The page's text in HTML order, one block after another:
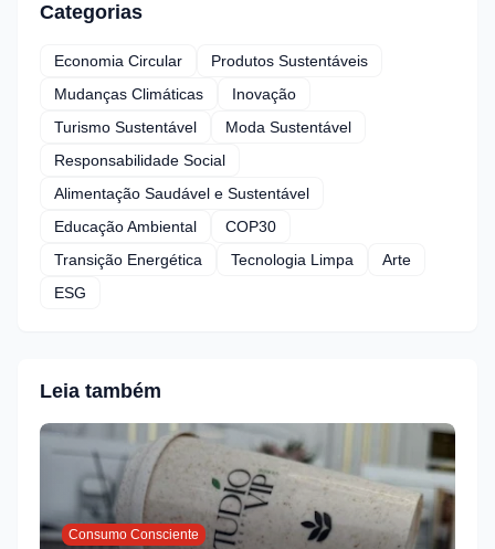
Categorias
Economia Circular
Produtos Sustentáveis
Mudanças Climáticas
Inovação
Turismo Sustentável
Moda Sustentável
Responsabilidade Social
Alimentação Saudável e Sustentável
Educação Ambiental
COP30
Transição Energética
Tecnologia Limpa
Arte
ESG
Leia também
Consumo Consciente